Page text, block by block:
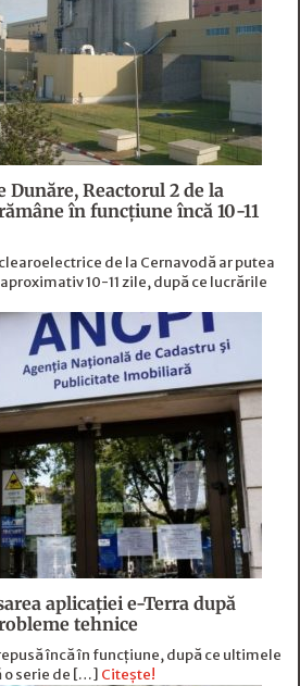
Reactorul 2 de la
în funcțiune încă 10-11
de la Cernavodă ar putea
10-11 zile, după ce lucrările
aplicației e-Terra după
tehnice
încă în funcțiune, după ce ultimele
o serie de […] Citește!